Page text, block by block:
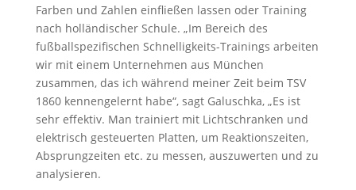
Farben und Zahlen einfließen lassen oder Training
nach holländischer Schule. „Im Bereich des
fußballspezifischen Schnelligkeits-Trainings arbeiten
wir mit einem Unternehmen aus München
zusammen, das ich während meiner Zeit beim TSV
1860 kennengelernt habe“, sagt Galuschka, „Es ist
sehr effektiv. Man trainiert mit Lichtschranken und
elektrisch gesteuerten Platten, um Reaktionszeiten,
Absprungzeiten etc. zu messen, auszuwerten und zu
analysieren.